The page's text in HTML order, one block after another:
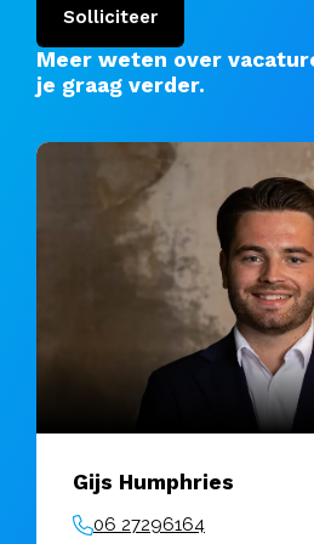
Solliciteer
Meer weten over
je graag verder.
Gijs Humphries
06 27296164